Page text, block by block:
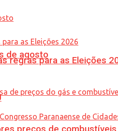
de agosto
regras para as Eleições